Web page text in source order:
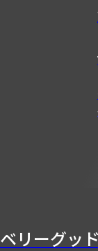
ベリーグッ